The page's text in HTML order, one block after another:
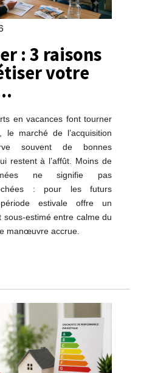
: 3 raisons
votre
en vacances font tourner
le marché de l’acquisition
souvent de bonnes
restent à l’affût. Moins de
ne signifie pas
: pour les futurs
estivale offre un
sous-estimé entre calme du
manœuvre accrue.